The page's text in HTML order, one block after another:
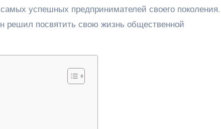
успешных предпринимателей своего поколения.
решил посвятить свою жизнь общественной